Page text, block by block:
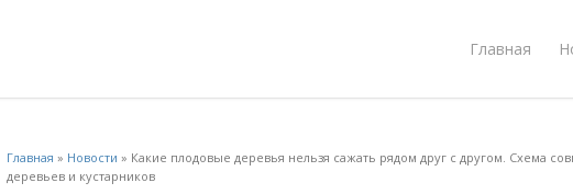
Главная
Главная » Новости » Какие плодовые деревья нельзя сажать рядом друг с другом. Схема
деревьев и кустарников